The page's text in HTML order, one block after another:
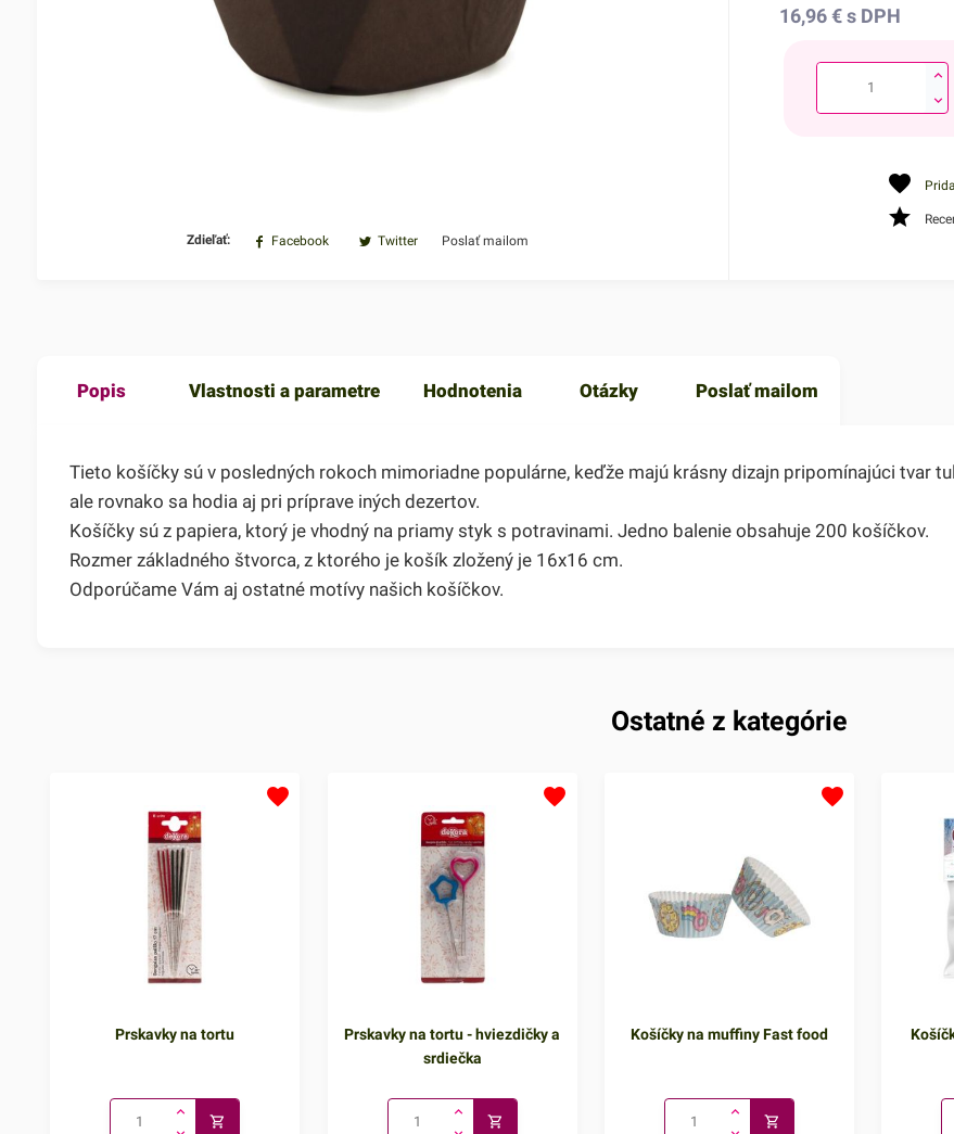
Zdieľať: Facebook Twitter Poslať mailom
16,96€s DPH
Popis Vlastnosti a parametre Hodnotenia Otázky Poslať mailom
Tieto košíčky sú v posledných rokoch mimoriadne populárne, keďže majú krásny dizajn pripomínajúci tvar
ale rovnako sa hodia aj pri príprave iných dezertov.
Košíčky sú z papiera, ktorý je vhodný na priamy styk s potravinami. Jedno balenie obsahuje 200 košíčkov.
Rozmer základného štvorca, z ktorého je košík zložený je 16x16 cm.
Odporúčame Vám aj ostatné motívy našich košíčkov.
Ostatné z kategórie
Prskavky na tortu
Prskavky na tortu - hviezdičky a
srdiečka
Košíčky na muffiny Fast food